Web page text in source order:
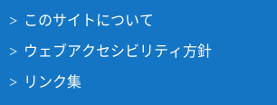
このサイトについて
ウェブアクセシビリティ方針
リンク集